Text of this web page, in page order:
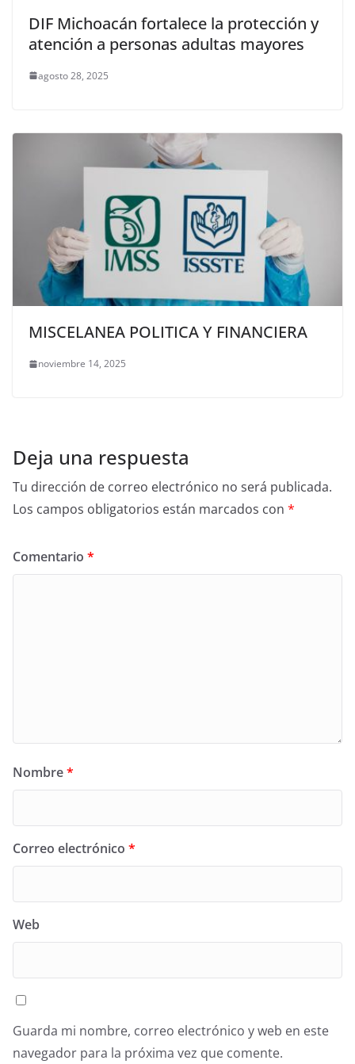
DIF Michoacán fortalece la protección y
atención a personas adultas mayores
agosto 28, 2025
MISCELANEA POLITICA Y FINANCIERA
noviembre 14, 2025
Deja una respuesta
Tu dirección de correo electrónico no será publicada.
Los campos obligatorios están marcados con *
Comentario *
Nombre*
Correo electrónico *
Web
Guarda mi nombre, correo electrónico y web en este
navegador para la próxima vez que comente.